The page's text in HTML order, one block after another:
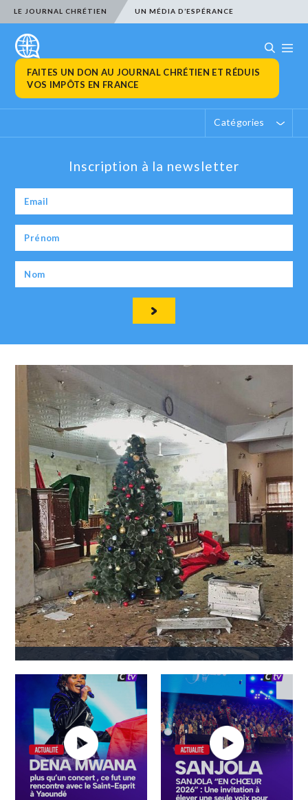
LE JOURNAL CHRÉTIEN UN MÉDIA D’ESPÉRANCE
FAITES UN DON AU JOURNAL CHRÉTIEN ET RÉDUIS
VOS IMPÔTS EN FRANCE
Catégories
Inscription à la newsletter